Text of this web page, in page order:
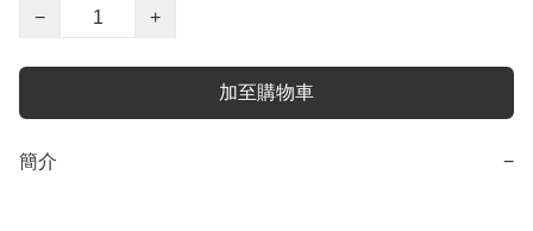
−
+
加至購物車
簡介 −